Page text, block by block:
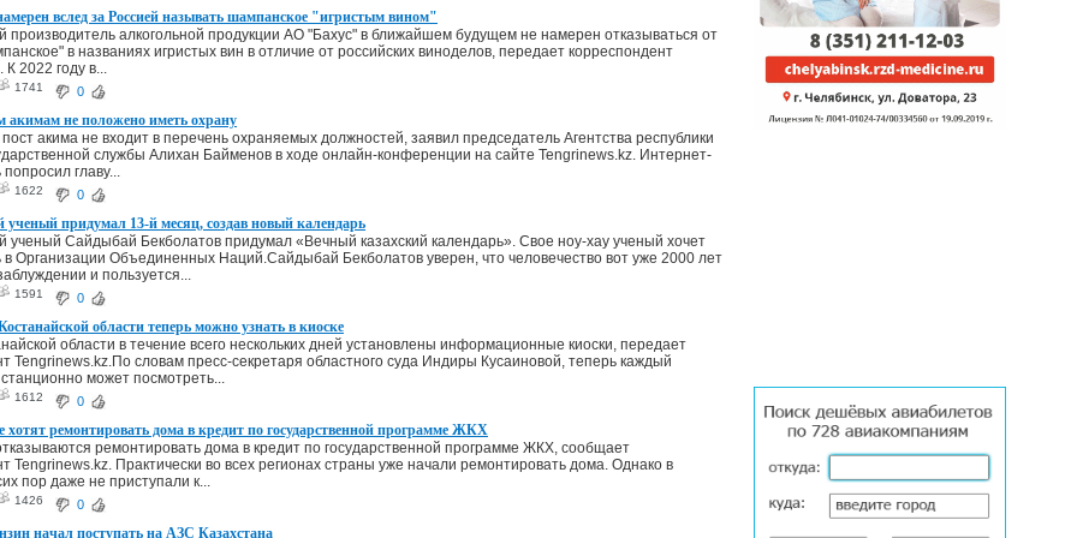
вслед за Россией называть шампанское "игристым вином"
производитель алкогольной продукции АО "Бахус" в ближайшем будущем не намерен отказываться от
в названиях игристых вин в отличие от российских виноделов, передает корреспондент
К 2022 году в...
1741 0
акимам не положено иметь охрану
акима не входит в перечень охраняемых должностей, заявил председатель Агентства республики
службы Алихан Байменов в ходе онлайн-конференции на сайте Tengrinews.kz. Интернет-
главу...
1622 0
ученый придумал 13-й месяц, создав новый календарь
ученый Сайдыбай Бекболатов придумал «Вечный казахский календарь». Свое ноу-хау ученый хочет
в Организации Объединенных Наций.Сайдыбай Бекболатов уверен, что человечество вот уже 2000 лет
и пользуется...
1591 0
области теперь можно узнать в киоске
области в течение всего нескольких дней установлены информационные киоски, передает
Tengrinews.kz.По словам пресс-секретаря областного суда Индиры Кусаиновой, теперь каждый
может посмотреть...
1612 0
хотят ремонтировать дома в кредит по государственной программе ЖКХ
ремонтировать дома в кредит по государственной программе ЖКХ, сообщает
Tengrinews.kz. Практически во всех регионах страны уже начали ремонтировать дома. Однако в
пор даже не приступали к...
1426 0
начал поступать на АЗС Казахстана